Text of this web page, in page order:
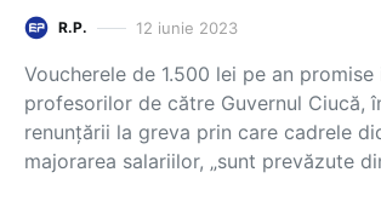
R.P. 12 iunie 2023
Voucherele de 1.500 lei pe an promise
profesorilor de către Guvernul Ciucă,
renunțării la greva prin care cadrele
majorarea salariilor, „sunt prevăzute